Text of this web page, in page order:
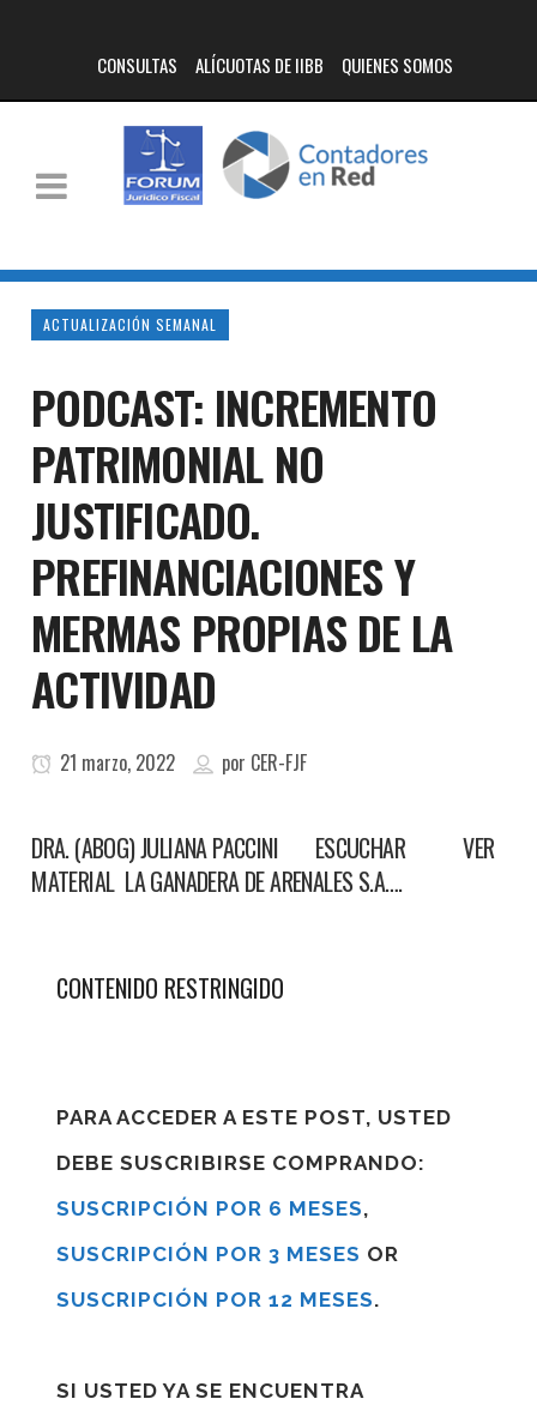
CONSULTAS ALÍCUOTAS DE IIBB QUIENES SOMOS
ACTUALIZACIÓN SEMANAL
PODCAST: INCREMENTO
PATRIMONIAL NO
JUSTIFICADO.
PREFINANCIACIONES Y
MERMAS PROPIAS DE LA
ACTIVIDAD
21 marzo, 2022 por CER-FJF
DRA. (ABOG) JULIANA PACCINI ESCUCHAR VER
MATERIAL LA GANADERA DE ARENALES S.A….
CONTENIDO RESTRINGIDO
PARA ACCEDER A ESTE POST, USTED
DEBE SUSCRIBIRSE COMPRANDO:
SUSCRIPCIÓN POR 6 MESES,
SUSCRIPCIÓN POR 3 MESES OR
SUSCRIPCIÓN POR 12 MESES.
SI USTED YA SE ENCUENTRA